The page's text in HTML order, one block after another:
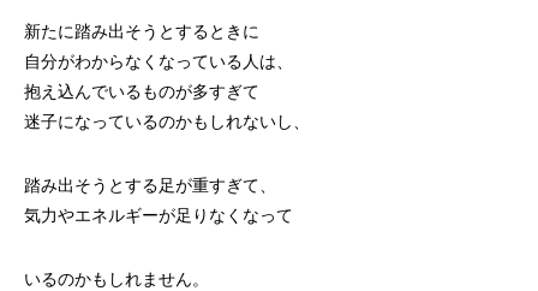
新たに踏み出そうとするときに
自分がわからなくなっている人は、
抱え込んでいるものが多すぎて
迷子になっているのかもしれないし、
踏み出そうとする足が重すぎて、
気力やエネルギーが足りなくなって
いるのかもしれません。